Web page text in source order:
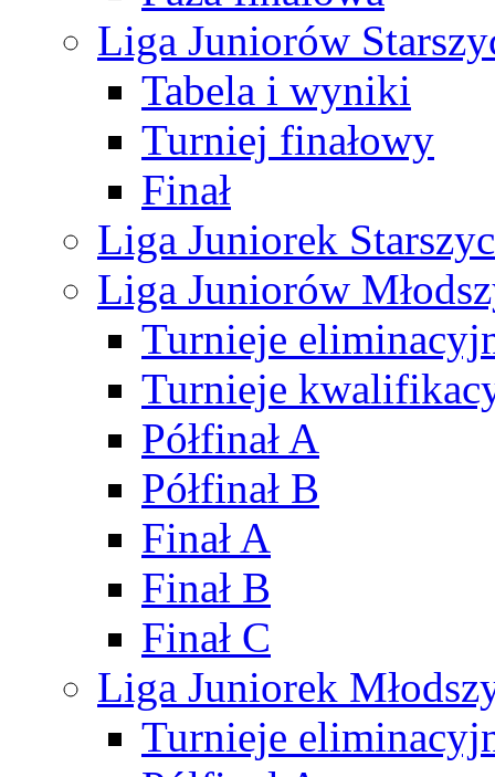
Liga Juniorów
Tabela i wyniki
Turniej finałowy
Finał
Liga Juniorek
Liga Juniorów
Turnieje
Turnieje
Półfinał A
Półfinał B
Finał A
Finał B
Finał C
Liga Juniorek
Turnieje